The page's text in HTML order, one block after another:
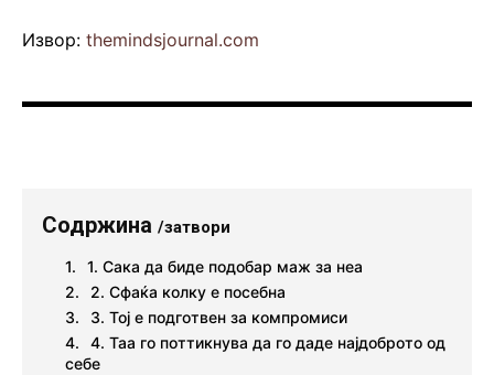
Извор: themindsjournal.com
Содржина /затвори
1. Сака да биде подобар маж за неа
2. Сфаќа колку е посебна
3. Тој е подготвен за компромиси
4. Таа го поттикнува да го даде најдоброто од
себе